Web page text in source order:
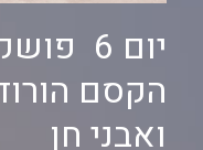
יום
הקסם
ואבני חן